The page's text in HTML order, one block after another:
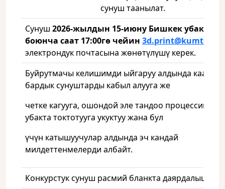
сунуш таанылат.
Сунуш 2026-жылдын 15-июну Бишкек
боюнча саат 17:00гө чейин 3d.print@kumtor
электрондук почтасына жөнөтүлүшү керек.
Буйрутмачы келишимди ыйгаруу алдында
бардык сунуштарды кабыл алууга же
четке кагууга, ошондой эле тандоо процессин
убакта токтотууга укуктуу жана бул
үчүн катышуучулар алдында эч кандай
милдеттенмелерди албайт.
Конкурстук сунуш расмий бланкта даярдалышы